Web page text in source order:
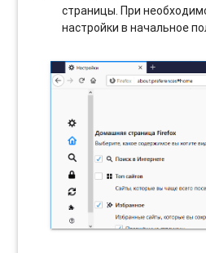
страницы. При
настройки в начальное